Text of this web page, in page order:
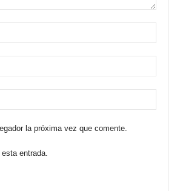
la próxima vez que comente.
entrada.